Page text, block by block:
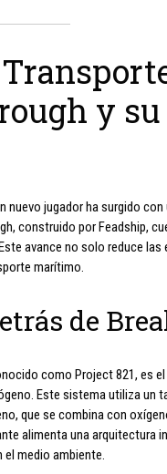
y
nuevo jugador ha surgido
construido por Feadship,
avance no solo reduce
marítimo.
de
como Project 821, es
Este sistema utiliza un
que se combina con
alimenta una arquitectura
medio ambiente.